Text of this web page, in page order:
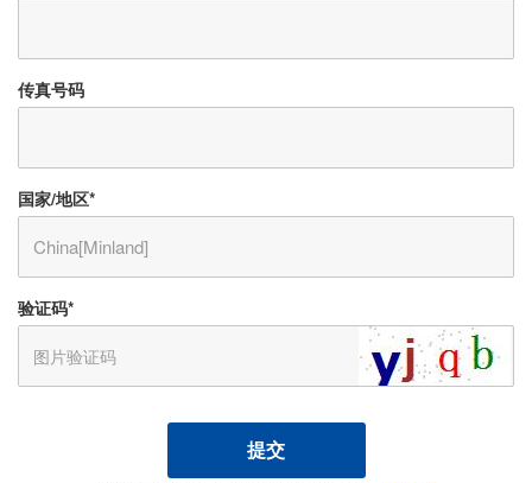
传真号码
国家/地区*
验证码*